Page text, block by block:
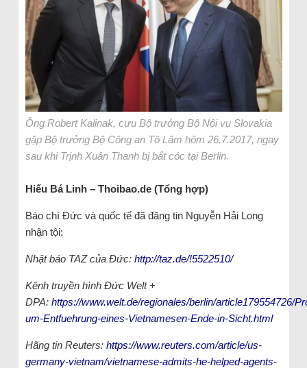
Ông Robert Kalinak, cựu Bộ trưởng Bộ Nội vụ Slovakia
gặp Bộ trưởng Bộ Công an Tô Lâm hôm 26.7.2017, ngay
sau khi Trịnh Xuân Thanh bị bắt cóc tại Berlin.
Hiếu Bá Linh – Thoibao.de (Tổng hợp)
Báo chí Đức và quốc tế đã đăng tin Nguyễn Hải Long
nhận tội:
Nhật báo TAZ của Đức: http://taz.de/!5522510/
Kênh truyền hình Đức Welt +
DPA: https://www.welt.de/regionales/berlin/article179554726/
um-Entfuehrung-eines-Vietnamesen-Ende-in-Sicht.html
Hãng tin Reuters: https://www.reuters.com/article/us-
germany-vietnam/vietnamese-admits-he-helped-agents-